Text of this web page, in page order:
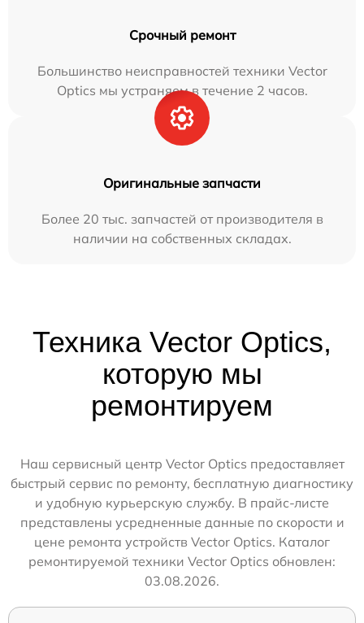
Срочный ремонт
Большинство неисправностей техники Vector
Optics мы устраняем в течение 2 часов.
Оригинальные запчасти
Более 20 тыс. запчастей от производителя в
наличии на собственных складах.
Техника Vector Optics,
которую мы
ремонтируем
Наш сервисный центр Vector Optics предоставляет
быстрый сервис по ремонту, бесплатную диагностику
и удобную курьерскую службу. В прайс-листе
представлены усредненные данные по скорости и
цене ремонта устройств Vector Optics. Каталог
ремонтируемой техники Vector Optics обновлен:
03.08.2026.